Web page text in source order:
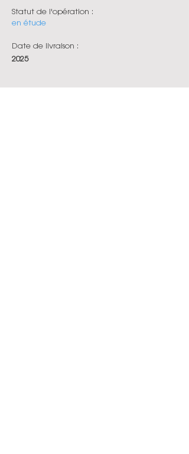
Statut de l'opération :
en étude
Date de livraison :
2025